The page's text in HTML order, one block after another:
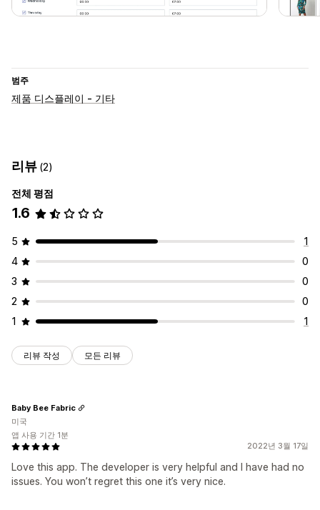
범주
제품 디스플레이 - 기타
리뷰 (2)
전체 평점
1.6
5
1
4
0
3
0
2
0
1
1
리뷰 작성 모든 리뷰
2022년 3월 17일
Love this app. The developer is very helpful and I have had no
issues. You won’t regret this one it’s very nice.
Baby Bee Fabric
미국
앱 사용 기간 1분